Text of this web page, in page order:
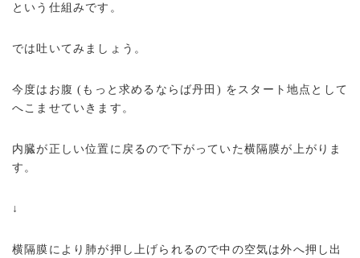
という仕組みです。
では吐いてみましょう。
今度はお腹 (もっと求めるならば丹田) をスタート地点として
へこませていきます。
内臓が正しい位置に戻るので下がっていた横隔膜が上がりま
す。
↓
横隔膜により肺が押し上げられるので中の空気は外へ押し出